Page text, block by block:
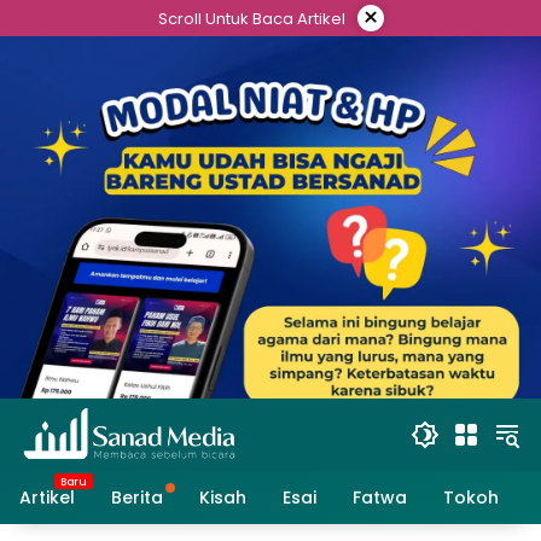
to
Scroll Untuk Baca Artikel ×
Artikel Berita Kisah Esai Fatwa Tokoh